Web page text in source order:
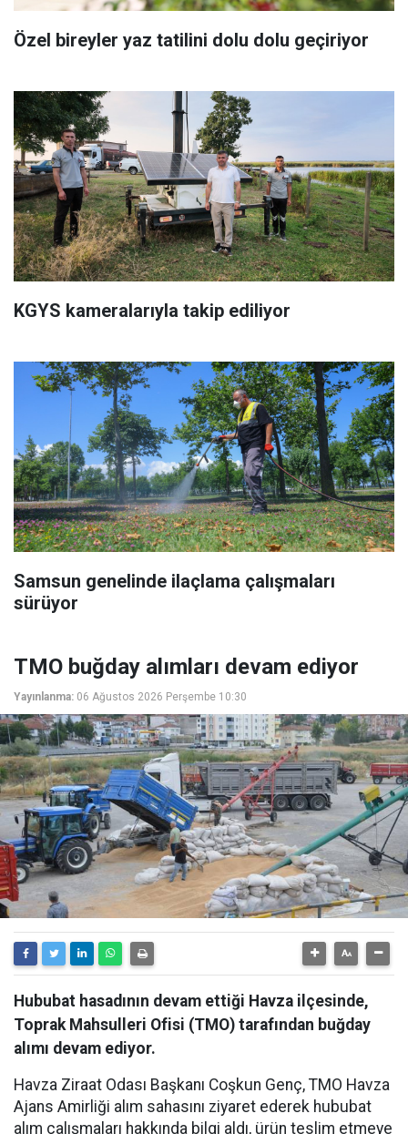
Özel bireyler yaz tatilini dolu dolu geçiriyor
KGYS kameralarıyla takip ediliyor
Samsun genelinde ilaçlama çalışmaları
sürüyor
TMO buğday alımları devam ediyor
Yayınlanma: 06 Ağustos 2026 Perşembe 10:30
Hububat hasadının devam ettiği Havza ilçesinde,
Toprak Mahsulleri Ofisi (TMO) tarafından buğday
alımı devam ediyor.
Havza Ziraat Odası Başkanı Coşkun Genç, TMO Havza
Ajans Amirliği alım sahasını ziyaret ederek hububat
alım çalışmaları hakkında bilgi aldı, ürün teslim etmeye